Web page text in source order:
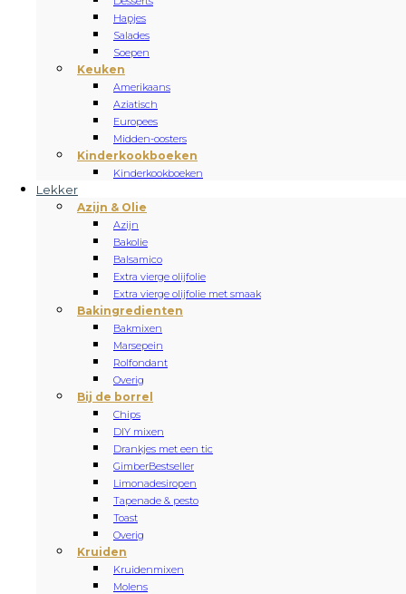
Hapjes
Salades
Soepen
Keuken
Amerikaans
Aziatisch
Europees
Midden-oosters
Kinderkookboeken
Kinderkookboeken
Lekker
Azijn & Olie
Azijn
Bakolie
Balsamico
Extra vierge olijfolie
Extra vierge olijfolie met smaak
Bakingredienten
Bakmixen
Marsepein
Rolfondant
Overig
Bij de borrel
Chips
DIY mixen
Drankjes met een tic
GimberBestseller
Limonadesiropen
Tapenade & pesto
Toast
Overig
Kruiden
Kruidenmixen
Molens